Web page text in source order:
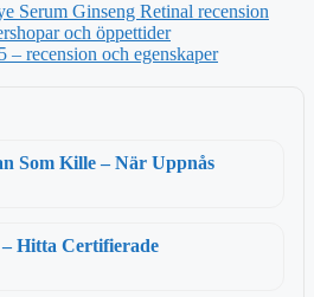
Serum Ginseng Retinal recension
och öppettider
– recension och egenskaper
Som Kille – När Uppnås
Hitta Certifierade